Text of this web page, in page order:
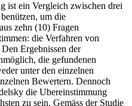
ist ein Vergleich zwischen drei
um die
zehn (10) Fragen
die Verfahren von
Ergebnissen der
die gefundenen
unter den einzelnen
Bewertern. Dennoch
die Ubereinstimmung
zu sein. Gemäss der Studie